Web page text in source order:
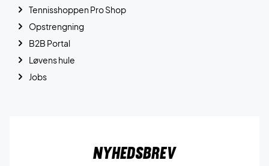
Tennisshoppen Pro Shop
Opstrengning
B2B Portal
Løvens hule
Jobs
Nyhedsbrev